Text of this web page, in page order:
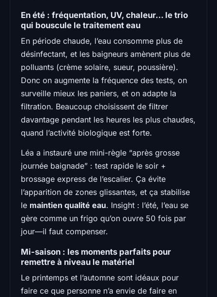
En été : fréquentation, UV, chaleur… le trio
qui bouscule le traitement eau
En période chaude, l’eau consomme plus de
désinfectant, et les baigneurs amènent plus de
polluants (crème solaire, sueur, poussière).
Donc on augmente la fréquence des tests, on
surveille mieux les paniers, et on adapte la
filtration. Beaucoup choisissent de filtrer
davantage pendant les heures les plus chaudes,
quand l’activité biologique est forte.
Léa a instauré une mini-règle “après grosse
journée baignade” : test rapide le soir +
brossage express de l’escalier. Ça évite
l’apparition de zones glissantes, et ça stabilise
le maintien qualité eau. Insight : l’été, l’eau se
gère comme un frigo qu’on ouvre 50 fois par
jour—il faut compenser.
Mi-saison : les moments parfaits pour
remettre à niveau le matériel
Le printemps et l’automne sont idéaux pour
faire ce que personne n’a envie de faire en